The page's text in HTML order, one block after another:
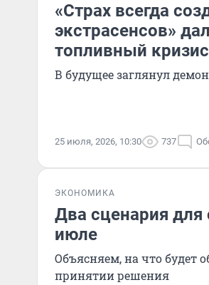
«Страх всегда
экстрасенсов»
топливный кризис
В будущее заглянул
25 июля, 2026, 10:30 737
ЭКОНОМИКА
Два сценария
июле
Объясняем, на что будет
принятии решения